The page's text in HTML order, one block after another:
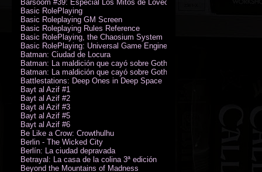
Barsoom #39: Especial Los Mitos de Lovecraft
Basic RolePlaying
Basic Roleplaying GM Screen
Basic Roleplaying Rules Reference
Basic RolePlaying, the Chaosium System
Basic RolePlaying: Universal Game Engine (PDF)
Batman: Ciudad de Locura
Batman: La maldición que cayó sobre Gotham
Batman: La maldición que cayó sobre Gotham
Battlestations: Deep Ones in Deep Space
Bayt al Azif #1
Bayt al Azif #2
Bayt al Azif #3
Bayt al Azif #5
Bayt al Azif #6
Be Like a Crow: Crowthulhu
Berlin - The Wicked City
Berlín: La ciudad depravada
Betrayal: La casa de la colina 3ª edición
Beyond the Mountains of Madness